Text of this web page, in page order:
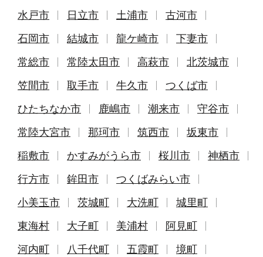
水戸市 日立市 土浦市
古河市
石岡市
結城市 龍ケ崎市
下妻市
常総市
常陸太田市 高萩市
北茨城市
笠間市
取手市 牛久市
つくば市
ひたちなか市
鹿嶋市 潮来市
守谷市
常陸大宮市
那珂市 筑西市
坂東市
稲敷市
かすみがうら市 桜川市
神栖市
行方市
鉾田市
つくばみらい市
小美玉市
茨城町 大洗町
城里町
東海村
大子町 美浦村
阿見町
河内町
八千代町 五霞町
境町